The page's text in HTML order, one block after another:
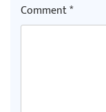
Comment*